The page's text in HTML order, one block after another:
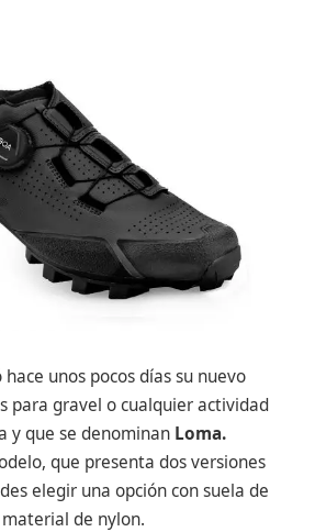
unos pocos días su nuevo
para gravel o cualquier actividad
y que se denominan Loma.
que presenta dos versiones
elegir una opción con suela de
de nylon.